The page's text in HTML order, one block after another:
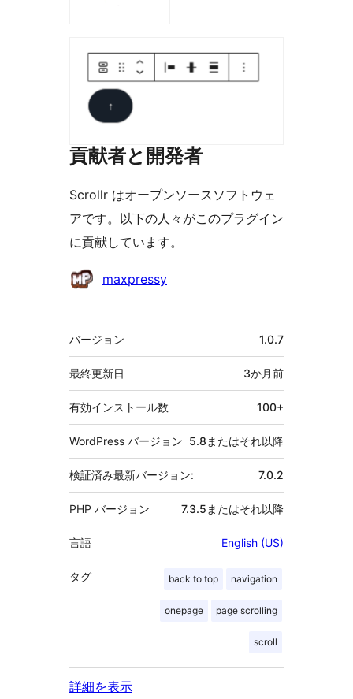
貢献者と開発者
Scrollr はオープンソースソフトウェ
アです。以下の人々がこのプラグイン
に貢献しています。
貢
maxpressy
メ
タ
バージョン 1.0.7
最終更新日 3か月前
有効インストール数 100+
WordPress バージョン 5.8またはそれ以降
検証済み最新バージョン: 7.0.2
PHP バージョン 7.3.5またはそれ以降
言語 English (US)
タグ back to top navigation
onepage page scrolling
scroll
詳細を表示